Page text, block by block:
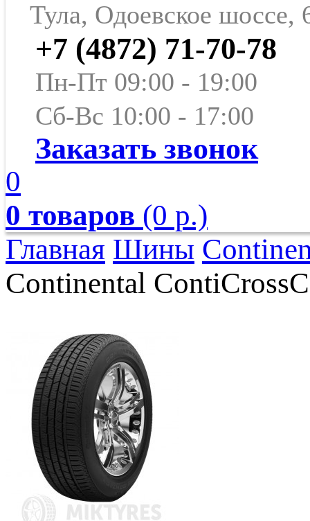
Тула, Одоевское шоссе,
+7 (4872) 71-70-78
Пн-Пт 09:00 - 19:00
Сб-Вс 10:00 - 17:00
Заказать звонок
0
0 товаров (0 р.)
Главная Шины
Continental